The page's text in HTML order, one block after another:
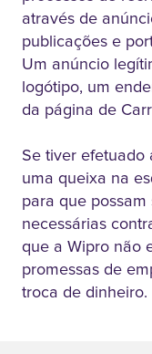
através de
publicações e
Um anúncio
logótipo, um
da página de
Se tiver efetuado
uma queixa na
para que
necessárias
que a Wipro não
promessas de
troca de dinheiro.